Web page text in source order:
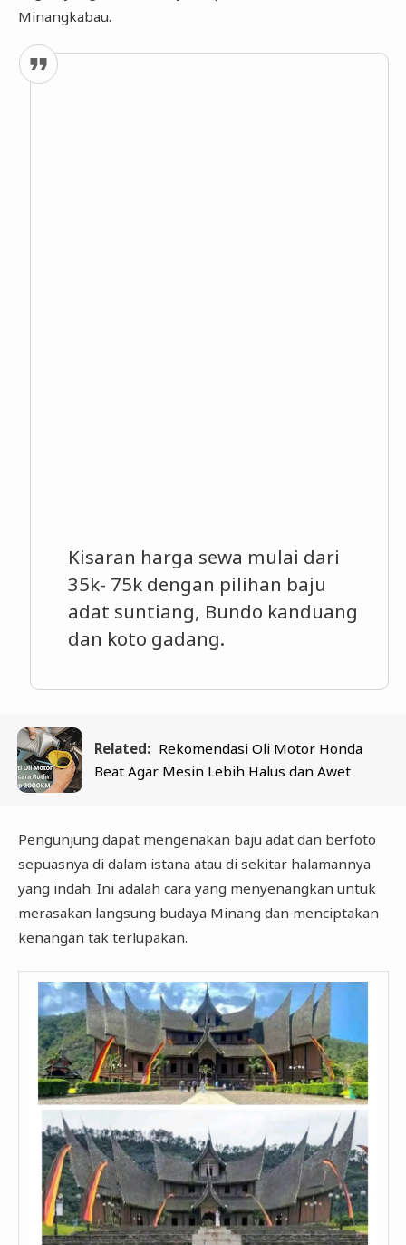
Minangkabau.
Kisaran harga sewa mulai dari
35k- 75k dengan pilihan baju
adat suntiang, Bundo kanduang
dan koto gadang.
Related: Rekomendasi Oli Motor Honda
Beat Agar Mesin Lebih Halus dan Awet
Pengunjung dapat mengenakan baju adat dan berfoto
sepuasnya di dalam istana atau di sekitar halamannya
yang indah. Ini adalah cara yang menyenangkan untuk
merasakan langsung budaya Minang dan menciptakan
kenangan tak terlupakan.